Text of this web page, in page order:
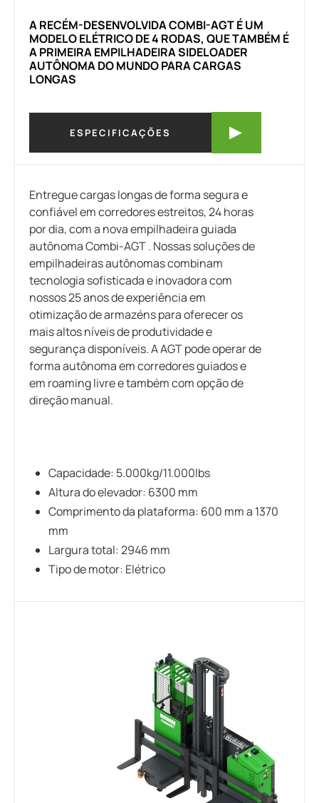
A RECÉM-DESENVOLVIDA COMBI-AGT É UM
MODELO ELÉTRICO DE 4 RODAS, QUE TAMBÉM É
A PRIMEIRA EMPILHADEIRA SIDELOADER
AUTÔNOMA DO MUNDO PARA CARGAS
LONGAS
ESPECIFICAÇÕES
Entregue cargas longas de forma segura e
confiável em corredores estreitos, 24 horas
por dia, com a nova empilhadeira guiada
autônoma Combi-AGT . Nossas soluções de
empilhadeiras autônomas combinam
tecnologia sofisticada e inovadora com
nossos 25 anos de experiência em
otimização de armazéns para oferecer os
mais altos níveis de produtividade e
segurança disponíveis. A AGT pode operar de
forma autônoma em corredores guiados e
em roaming livre e também com opção de
direção manual.
Capacidade: 5.000kg/11.000lbs
Altura do elevador: 6300 mm
Comprimento da plataforma: 600 mm a 1370
mm
Largura total: 2946 mm
Tipo de motor: Elétrico